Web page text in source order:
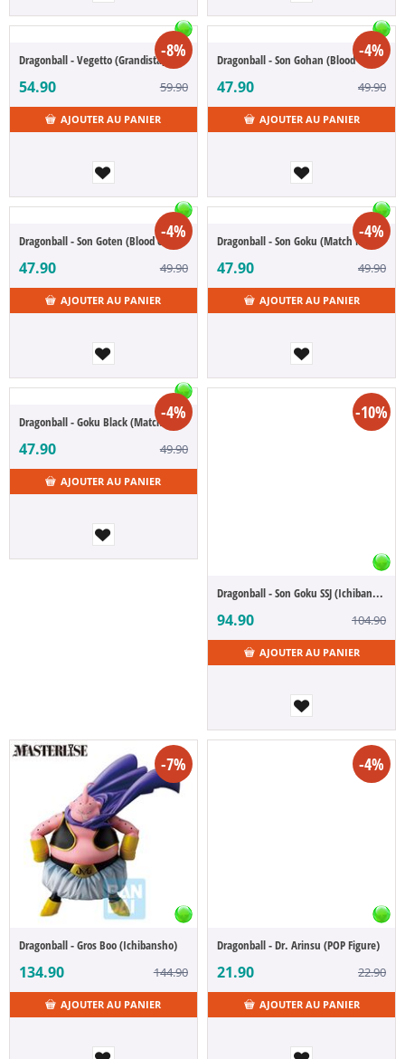
-8%
Dragonball - Vegetto (Grandista)
54.90 59.90
AJOUTER AU PANIER
-4%
Dragonball - Son Gohan (Blood of Saiyan)
47.90 49.90
AJOUTER AU PANIER
-4%
Dragonball - Son Goten (Blood of Saiyan)
47.90 49.90
AJOUTER AU PANIER
-4%
Dragonball - Son Goku (Match Makers)
47.90 49.90
AJOUTER AU PANIER
-4%
Dragonball - Goku Black (Match Makers)
47.90 49.90
AJOUTER AU PANIER
-10%
Dragonball - Son Goku SSJ (Ichibansho)
94.90 104.90
AJOUTER AU PANIER
-7%
Dragonball - Gros Boo (Ichibansho)
134.90 144.90
AJOUTER AU PANIER
-4%
Dragonball - Dr. Arinsu (POP Figure)
21.90 22.90
AJOUTER AU PANIER